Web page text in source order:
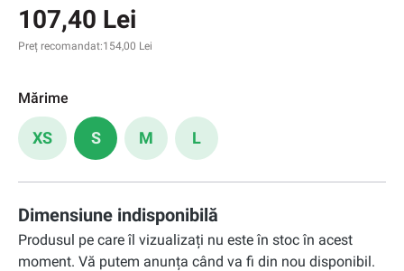
107,40 Lei
Preț recomandat:154,00 Lei
Mărime
XS S M L
Dimensiune indisponibilă
Produsul pe care îl vizualizați nu este în stoc în acest
moment. Vă putem anunța când va fi din nou disponibil.